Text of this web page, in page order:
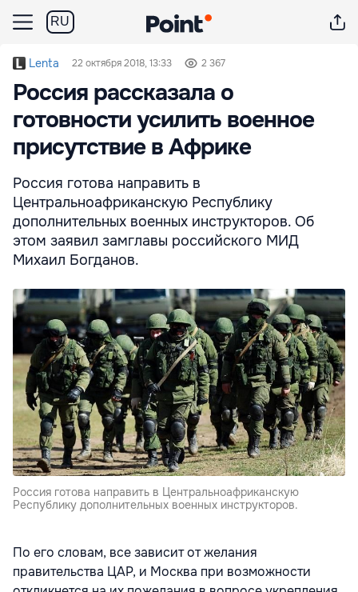
RU
Lenta 22 октября 2018, 13:33 2 367
Россия рассказала о
готовности усилить военное
присутствие в Африке
Россия готова направить в
Центральноафриканскую Республику
дополнительных военных инструкторов. Об
этом заявил замглавы российского МИД
Михаил Богданов.
Россия готова направить в Центральноафриканскую
Республику дополнительных военных инструкторов.
По его словам, все зависит от желания
правительства ЦАР, и Москва при возможности